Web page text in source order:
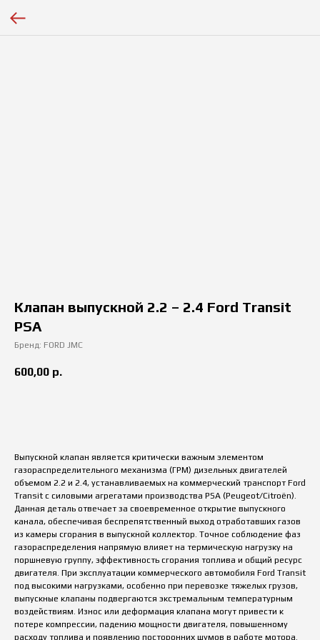
Клапан выпускной 2.2 – 2.4 Ford Transit
PSA
Бренд: FORD JMC
600,00 р.
Выпускной клапан является критически важным элементом
газораспределительного механизма (ГРМ) дизельных двигателей
объемом 2.2 и 2.4, устанавливаемых на коммерческий транспорт Ford
Transit с силовыми агрегатами производства PSA (Peugeot/Citroën).
Данная деталь отвечает за своевременное открытие выпускного
канала, обеспечивая беспрепятственный выход отработавших газов
из камеры сгорания в выпускной коллектор. Точное соблюдение фаз
газораспределения напрямую влияет на термическую нагрузку на
поршневую группу, эффективность сгорания топлива и общий ресурс
двигателя. При эксплуатации коммерческого автомобиля Ford Transit
под высокими нагрузками, особенно при перевозке тяжелых грузов,
выпускные клапаны подвергаются экстремальным температурным
воздействиям. Износ или деформация клапана могут привести к
потере компрессии, падению мощности двигателя, повышенному
расходу топлива и появлению посторонних шумов в работе мотора.